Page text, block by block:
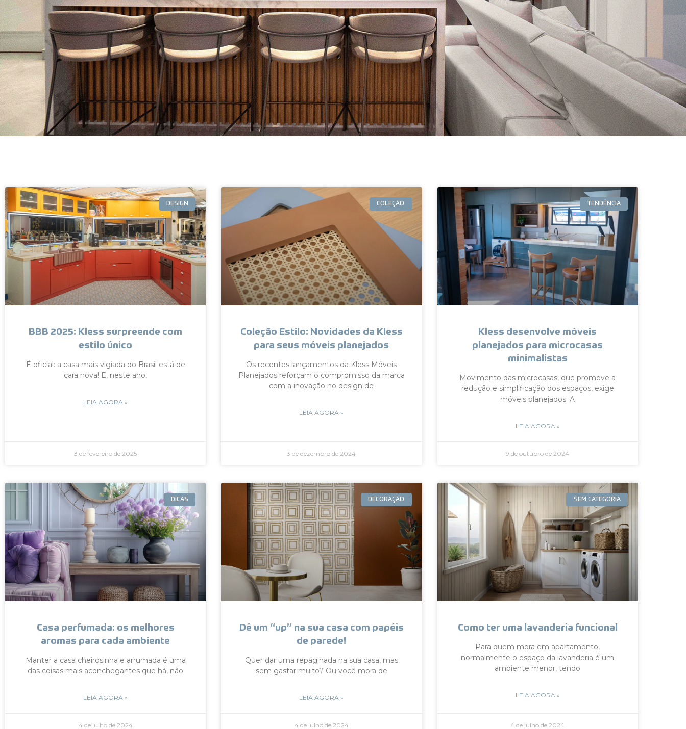
DESIGN
BBB 2025: Kless surpreende com
estilo único
É oficial: a casa mais vigiada do Brasil está de
cara nova! E, neste ano,
LEIA AGORA »
3 de fevereiro de 2025
COLEÇÃO
Coleção Estilo: Novidades da Kless
para seus móveis planejados
Os recentes lançamentos da Kless Móveis
Planejados reforçam o compromisso da marca
com a inovação no design de
LEIA AGORA »
3 de dezembro de 2024
TENDÊNCIA
Kless desenvolve móveis
planejados para microcasas
minimalistas
Movimento das microcasas, que promove a
redução e simplificação dos espaços, exige
móveis planejados. A
LEIA AGORA »
9 de outubro de 2024
DICAS
Casa perfumada: os melhores
aromas para cada ambiente
Manter a casa cheirosinha e arrumada é uma
das coisas mais aconchegantes que há, não
LEIA AGORA »
4 de julho de 2024
DECORAÇÃO
Dê um “up” na sua casa com papéis
de parede!
Quer dar uma repaginada na sua casa, mas
sem gastar muito? Ou você mora de
LEIA AGORA »
4 de julho de 2024
SEM CATEGORIA
Como ter uma lavanderia funcional
Para quem mora em apartamento,
normalmente o espaço da lavanderia é um
ambiente menor, tendo
LEIA AGORA »
4 de julho de 2024